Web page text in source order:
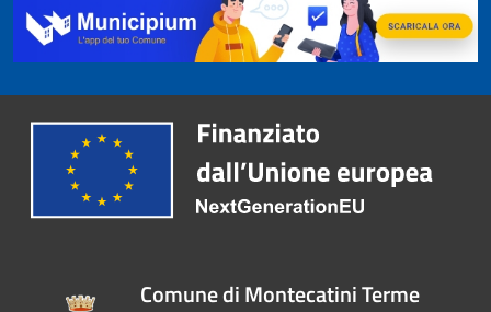
Comune di Montecatini Terme